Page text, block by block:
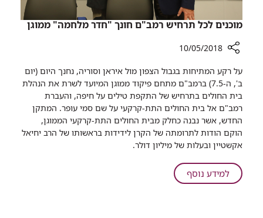
החולים
מוכנים לכל תרחיש רמב"ם חונך "חדר מלחמה" ממוגן
שיתוף
מוכנים
לכל
תרחיש
רמב"ם
חונך
"חדר
מלחמה"
ממוגן
10/05/2018
על רקע המתיחות בגבול הצפון מול איראן וסוריה, נחנך היום (יום
ב', ה-7.5) ברמב"ם מתחם פיקוד ממוגן המיועד לשרת את הנהלת
בית החולים בתרחיש של התקפת טילים על חיפה, והעברת
רמב"ם אל בית החולים התת-קרקעי על שם סמי עופר. המתקן
החדש, אשר נבנה כחלק מבית החולים התת-קרקעי הממוגן,
הוקם הודות לתרומתה של הקרן לידידות בראשותו של הרב יחיאל
אקשטיין ובעלות של מיליון דולר.
למידע נוסףעל
מוכנים